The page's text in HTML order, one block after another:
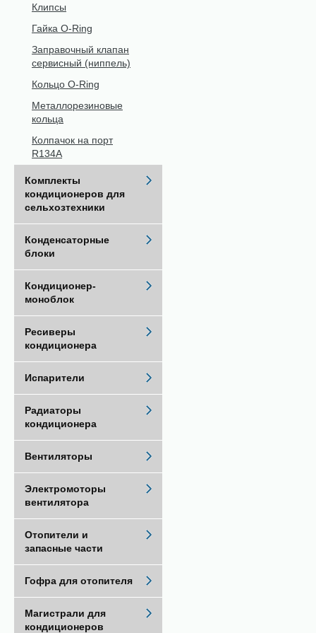
Клипсы
Гайка O-Ring
Заправочный клапан
сервисный (ниппель)
Кольцо O-Ring
Металлорезиновые
кольца
Колпачок на порт
R134A
Комплекты
кондиционеров для
сельхозтехники
Конденсаторные
блоки
Кондиционер-
моноблок
Ресиверы
кондиционера
Испарители
Радиаторы
кондиционера
Вентиляторы
Электромоторы
вентилятора
Отопители и
запасные части
Гофра для отопителя
Магистрали для
кондиционеров